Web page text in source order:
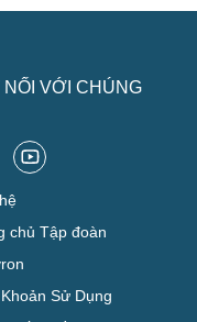
NỐI VỚI CHÚNG
chủ Tập đoàn
Sử Dụng